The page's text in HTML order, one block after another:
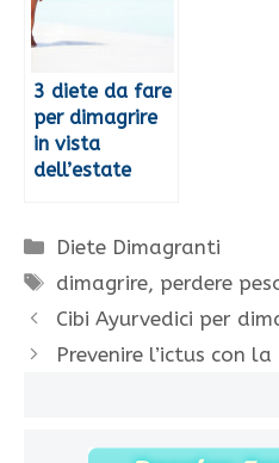
3 diete da fare
per dimagrire
in vista
dell’estate
Categorie
Diete Dimagranti
Tag
dimagrire, perdere
Cibi Ayurvedici per
Prevenire l’ictus con